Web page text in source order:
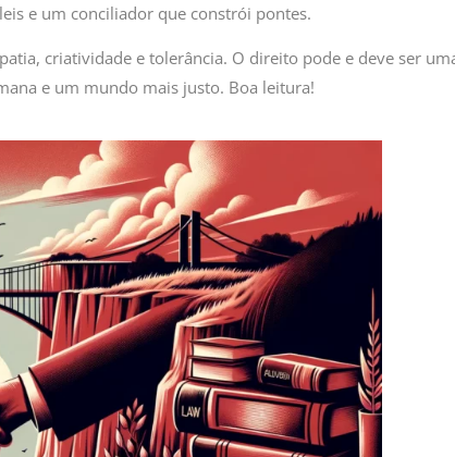
e um conciliador que constrói pontes.
criatividade e tolerância. O direito pode e deve ser
e um mundo mais justo. Boa leitura!